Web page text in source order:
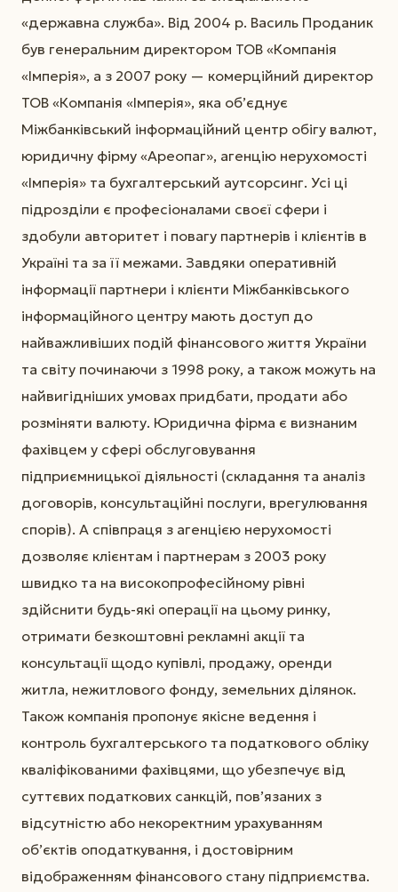
«державна служба». Від 2004 р. Василь Проданик
був генеральним директором ТОВ «Компанія
«Імперія», а з 2007 року — комерційний директор
ТОВ «Компанія «Імперія», яка об’єднує
Міжбанківський інформаційний центр обігу валют,
юридичну фірму «Ареопаг», агенцію нерухомості
«Імперія» та бухгалтерський аутсорсинг. Усі ці
підрозділи є професіоналами своєї сфери і
здобули авторитет і повагу партнерів і клієнтів в
Україні та за її межами. Завдяки оперативній
інформації партнери і клієнти Міжбанківського
інформаційного центру мають доступ до
найважливіших подій фінансового життя України
та світу починаючи з 1998 року, а також можуть на
найвигідніших умовах придбати, продати або
розміняти валюту. Юридична фірма є визнаним
фахівцем у сфері обслуговування
підприємницької діяльності (складання та аналіз
договорів, консультаційні послуги, врегулювання
спорів). А співпраця з агенцією нерухомості
дозволяє клієнтам і партнерам з 2003 року
швидко та на високопрофесійному рівні
здійснити будь-які операції на цьому ринку,
отримати безкоштовні рекламні акції та
консультації щодо купівлі, продажу, оренди
житла, нежитлового фонду, земельних ділянок.
Також компанія пропонує якісне ведення і
контроль бухгалтерського та податкового обліку
кваліфікованими фахівцями, що убезпечує від
суттєвих податкових санкцій, пов’язаних з
відсутністю або некоректним урахуванням
об’єктів оподаткування, і достовірним
відображенням фінансового стану підприємства.